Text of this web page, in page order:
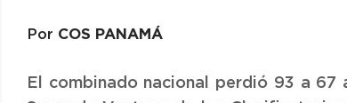
Por COS PANAMÁ
El combinado nacional perdió 93 a 67